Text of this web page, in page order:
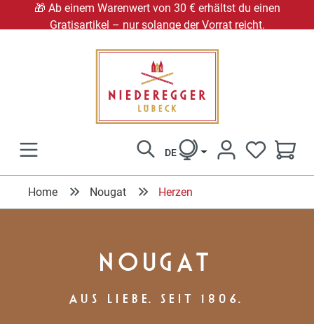
🎁 Ab einem Warenwert von 30 € erhältst du einen
Gratisartikel – nur solange der Vorrat reicht.
DE DU HAST 0
Home Nougat Herzen
NOUGAT
AUS LIEBE. SEIT 1806.